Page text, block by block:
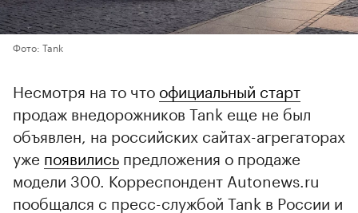
Фото: Tank
Несмотря на то что официальный старт
продаж внедорожников Tank еще не был
объявлен, на российских сайтах-агрегаторах
уже появились предложения о продаже
модели 300. Корреспондент Autonews.ru
пообщался с пресс-службой Tank в России и